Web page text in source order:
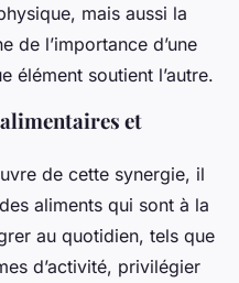
mais aussi la
de l’importance d’une
élément soutient l’autre.
et
de cette synergie, il
aliments qui sont à la
au quotidien, tels que
d’activité, privilégier